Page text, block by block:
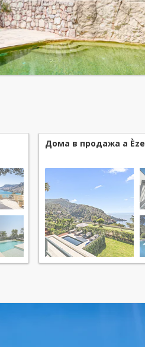
Дома в продажа a Èze